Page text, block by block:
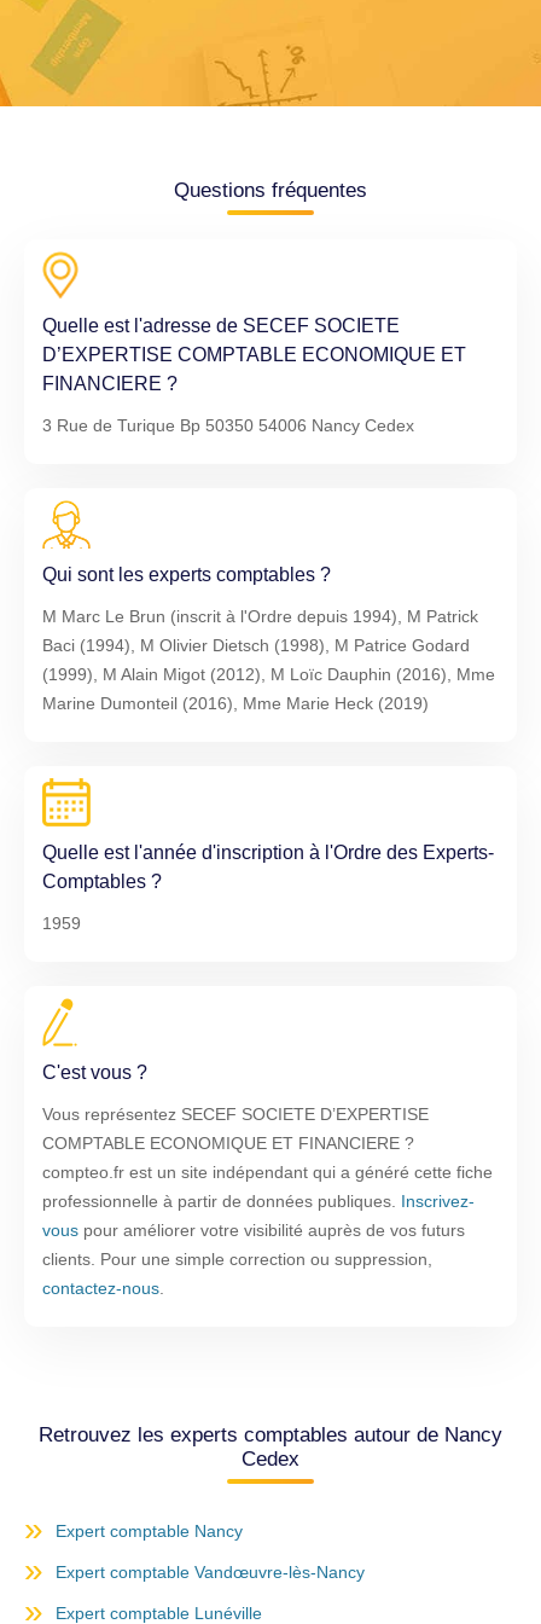
Questions fréquentes
Quelle est l'adresse de SECEF SOCIETE
D’EXPERTISE COMPTABLE ECONOMIQUE ET
FINANCIERE ?
3 Rue de Turique Bp 50350 54006 Nancy Cedex
Qui sont les experts comptables ?
M Marc Le Brun (inscrit à l'Ordre depuis 1994), M Patrick
Baci (1994), M Olivier Dietsch (1998), M Patrice Godard
(1999), M Alain Migot (2012), M Loïc Dauphin (2016), Mme
Marine Dumonteil (2016), Mme Marie Heck (2019)
Quelle est l'année d'inscription à l'Ordre des Experts-
Comptables ?
1959
C'est vous ?
Vous représentez SECEF SOCIETE D’EXPERTISE
COMPTABLE ECONOMIQUE ET FINANCIERE ?
compteo.fr est un site indépendant qui a généré cette fiche
professionnelle à partir de données publiques. Inscrivez-
vous pour améliorer votre visibilité auprès de vos futurs
clients. Pour une simple correction ou suppression,
contactez-nous
Retrouvez les experts comptables autour de Nancy
Cedex
Expert comptable Nancy
Expert comptable Vandœuvre-lès-Nancy
Expert comptable Lunéville